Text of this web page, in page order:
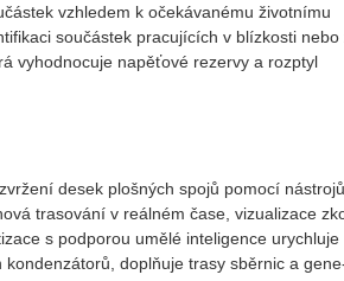
vzhle­dem k oče­ká­va­né­mu ži­vot­ní­mu
sou­čás­tek pra­cu­jí­cích v blíz­kos­ti nebo
vy­hod­no­cu­je na­pě­ťo­vé re­zer­vy a roz­ptyl
desek ploš­ných spojů po­mo­cí ná­stro­jů
tra­so­vá­ní v re­ál­ném čase, vi­zu­a­li­za­ce
s pod­po­rou umělé in­te­li­gen­ce urych­lu­je
do­pl­ňuje trasy sběr­nic a